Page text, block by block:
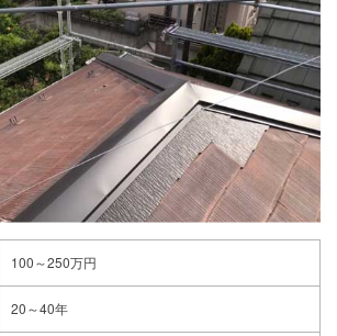
100～250万円
20～40年